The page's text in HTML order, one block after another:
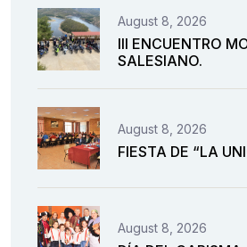
August 8, 2026
III ENCUENTRO
SALESIANO.
August 8, 2026
FIESTA DE “LA
August 8, 2026